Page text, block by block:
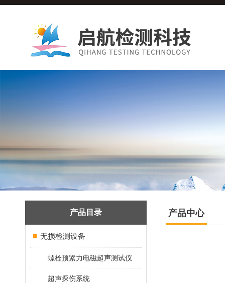
产品目录
无损检测设备
螺栓预紧力电磁超声测试仪
超声探伤系统
产品中心